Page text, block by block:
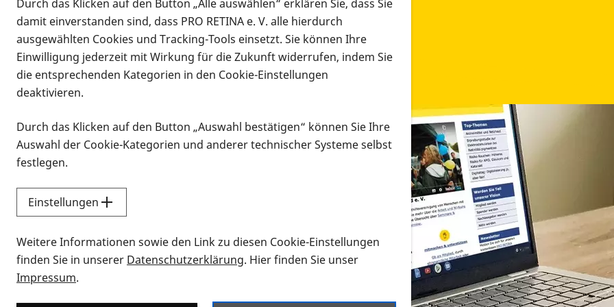
Infomaterial
Infomaterial
Vorlesen
Alle Infomaterialien in verschiedenen Formaten an
Sie möchten wissen, wie Sie nach Infonmaterial suchen und dieses bestellen bzw. herunterladen
Durch das Klicken auf den Button „Alle auswählen“ erklären Sie, dass Sie
damit einverstanden sind, dass PRO RETINA e. V. alle hierdurch
ausgewählten Cookies und Tracking-Tools einsetzt. Sie können Ihre
Einwilligung jederzeit mit Wirkung für die Zukunft widerrufen, indem Sie
die entsprechenden Kategorien in den Cookie-Einstellungen
deaktivieren.
Durch das Klicken auf den Button „Auswahl bestätigen“ können Sie Ihre
Auswahl der Cookie-Kategorien und anderer technischer Systeme selbst
festlegen.
Einstellungen
Weitere Informationen sowie den Link zu diesen Cookie-Einstellungen
finden Sie in unserer Datenschutzerklärung. Hier finden Sie unser
Impressum.